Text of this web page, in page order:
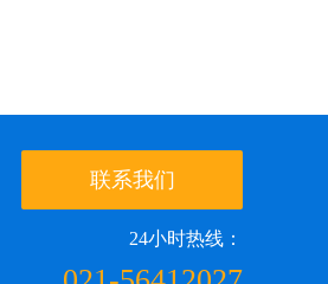
联系我们
24小时热线：